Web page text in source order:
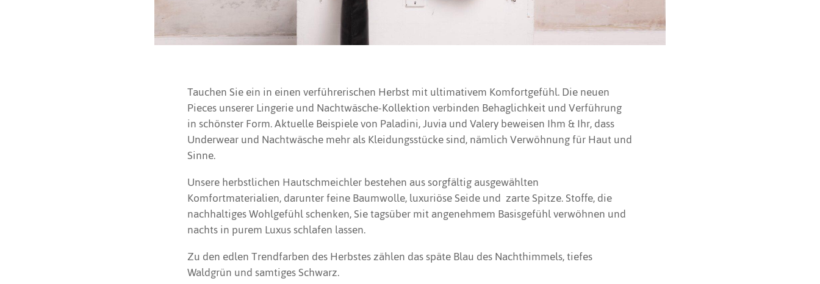
Tauchen Sie ein in einen verführerischen Herbst mit ultimativem Komfortgefühl. Die neuen
Pieces unserer Lingerie und Nachtwäsche-Kollektion verbinden Behaglichkeit und Verführung
in schönster Form. Aktuelle Beispiele von Paladini, Juvia und Valery beweisen Ihm & Ihr, dass
Underwear und Nachtwäsche mehr als Kleidungsstücke sind, nämlich Verwöhnung für Haut und
Sinne.
Unsere herbstlichen Hautschmeichler bestehen aus sorgfältig ausgewählten
Komfortmaterialien, darunter feine Baumwolle, luxuriöse Seide und zarte Spitze. Stoffe, die
nachhaltiges Wohlgefühl schenken, Sie tagsüber mit angenehmem Basisgefühl verwöhnen und
nachts in purem Luxus schlafen lassen.
Zu den edlen Trendfarben des Herbstes zählen das späte Blau des Nachthimmels, tiefes
Waldgrün und samtiges Schwarz.